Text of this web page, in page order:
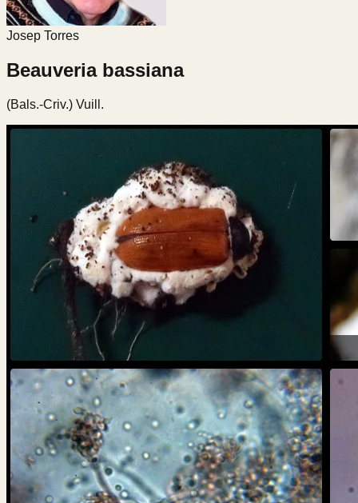
Josep Torres
Beauveria bassiana
(Bals.-Criv.) Vuill.